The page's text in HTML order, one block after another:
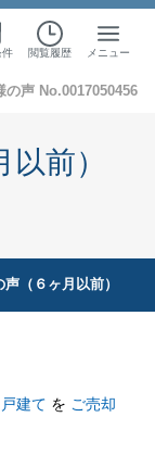
閲覧履歴 メニュー
の声 No.0017050456
前）
声（６ヶ月以前）
戸建て を ご売却